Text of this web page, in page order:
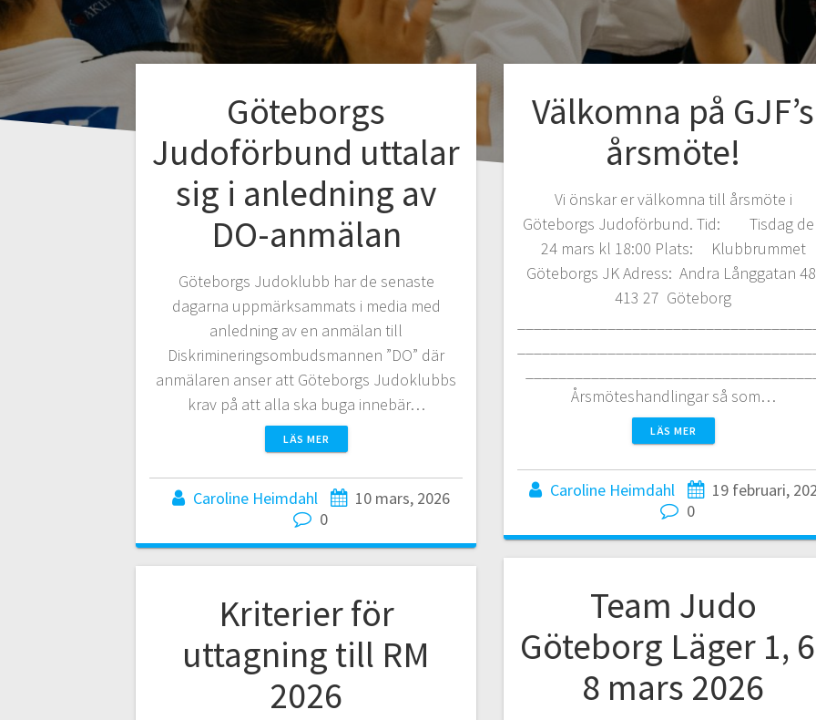
Göteborgs
Judoförbund uttalar
sig i anledning av
DO-anmälan
Göteborgs Judoklubb har de senaste
dagarna uppmärksammats i media med
anledning av en anmälan till
Diskrimineringsombudsmannen ”DO” där
anmälaren anser att Göteborgs Judoklubbs
krav på att alla ska buga innebär…
LÄS MER
Caroline Heimdahl
10 mars, 2026
0
Välkomna på GJF’s
årsmöte!
Vi önskar er välkomna till årsmöte i
Göteborgs Judoförbund. Tid: Tisdag
24 mars kl 18:00 Plats: Klubbrummet
Göteborgs JK Adress: Andra Långgatan
413 27 Göteborg
Årsmöteshandlingar så som…
LÄS MER
Caroline Heimdahl
19 februari,
0
Team Judo
Göteborg Läger 1,
8 mars 2026
Kriterier för
uttagning till RM
2026